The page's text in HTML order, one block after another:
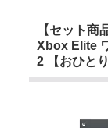
【セット商
Xbox Elite
2 【おひと